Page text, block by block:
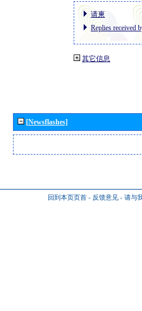
请柬
Replies received
其它信息
[Newsflashes]
回到本页页首 - 反馈意见 - 请与